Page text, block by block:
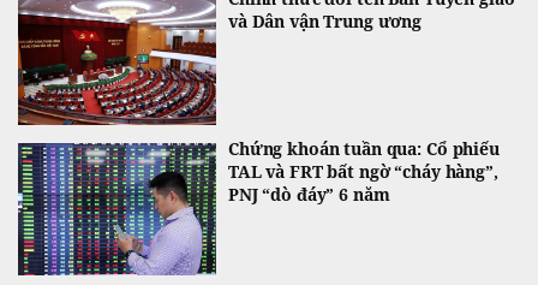
và Dân vận Trung ương
Chứng khoán tuần qua: Cổ phiếu
TAL và FRT bất ngờ “cháy hàng”,
PNJ “dò đáy” 6 năm